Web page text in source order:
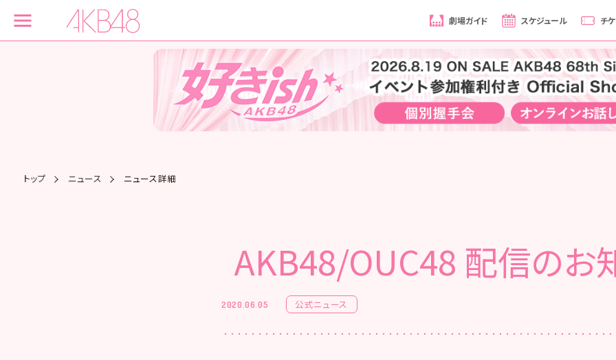
劇場ガイド スケジュール チ
トップ ニュース ニュース詳細
AKB48/OUC48 配信のお
2020.06.05 公式ニュース